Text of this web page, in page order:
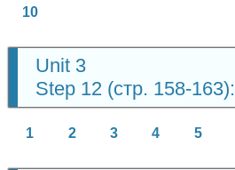
10
Unit 3
Step 12 (стр. 158-163):
1 2 3 4 5